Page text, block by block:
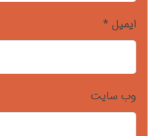
ایمیل*
وب‌ سایت